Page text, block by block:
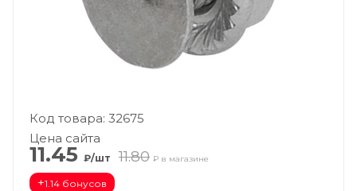
Код товара: 32675
Цена сайта
11.45 ₽/шт 11.80 ₽ в магазине
+1.14 бонусов